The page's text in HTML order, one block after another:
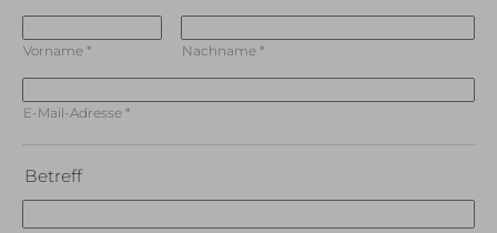
Vorname * Nachname *
E-Mail-Adresse *
Betreff